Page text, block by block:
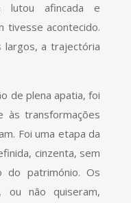
lutou afincada e
tivesse acontecido.
a trajectória
de plena apatia, foi
às transformações
Foi uma etapa da
cinzenta, sem
do património. Os
ou não quiseram,